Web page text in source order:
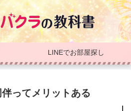
LINEでお部屋探し
ってメリットある